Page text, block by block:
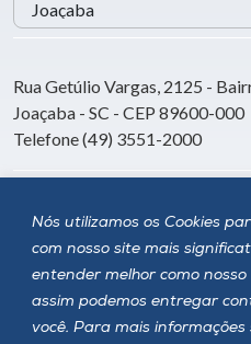
Nós utilizamos os Cookies
com nosso site mais
entender melhor como
assim podemos entregar
você. Para mais
Rua Getúlio Vargas, 2125 -
Joaçaba - SC - CEP 89600-000
Telefone (49) 3551-2000
Siga a Unoesc